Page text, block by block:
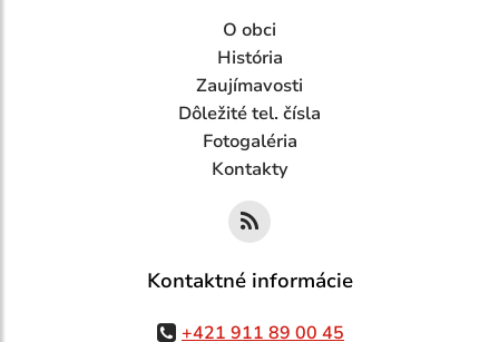
O obci
História
Zaujímavosti
Dôležité tel. čísla
Fotogaléria
Kontakty
Kontaktné informácie
+421 911 89 00 45